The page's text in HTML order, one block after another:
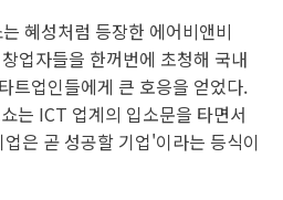
혜성처럼 등장한 에어비앤비
업자들을 한꺼번에 초청해 국내
트업인들에게 큰 호응을 얻었다.
는 ICT 업계의 입소문을 타면서
은 곧 성공할 기업'이라는 등식이